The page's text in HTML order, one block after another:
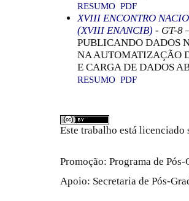
RESUMO PDF
XVIII ENCONTRO
(XVIII ENANCIB) - GT-8
PUBLICANDO DADOS
NA AUTOMATIZAÇÃO
E CARGA DE DADOS
RESUMO PDF
Este trabalho está licenciado
Promoção: Programa de
Apoio: Secretaria de Pós-